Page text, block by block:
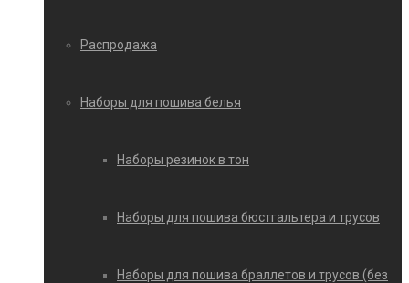
Распродажа
Наборы для пошива белья
Наборы резинок в тон
Наборы для пошива бюстгальтера и трусов
Наборы для пошива браллетов и трусов (без